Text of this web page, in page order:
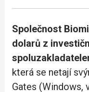
Společnost
dolarů z
která se netají
Gates (Windows,